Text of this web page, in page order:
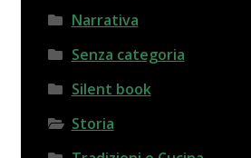
Narrativa
Senza categoria
Silent book
Storia